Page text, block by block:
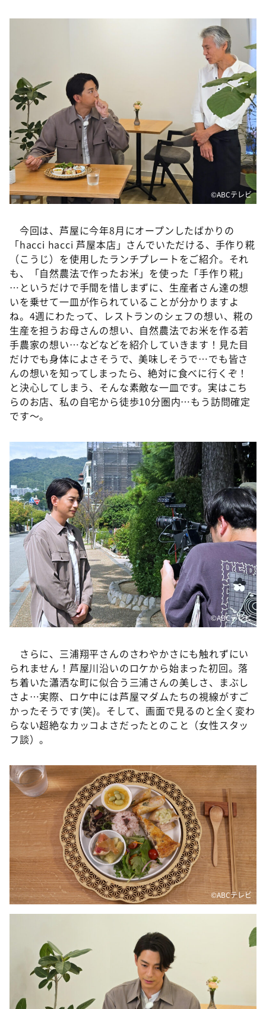
©️ABCテレビ
今回は、芦屋に今年8月にオープンしたばかりの
「hacci hacci 芦屋本店」さんでいただける、手作り糀
（こうじ）を使用したランチプレートをご紹介。それ
も、「自然農法で作ったお米」を使った「手作り糀」
…というだけで手間を惜しまずに、生産者さん達の想
いを乗せて一皿が作られていることが分かりますよ
ね。4週にわたって、レストランのシェフの想い、糀の
生産を担うお母さんの想い、自然農法でお米を作る若
手農家の想い…などなどを紹介していきます！見た目
だけでも身体によさそうで、美味しそうで…でも皆さ
んの想いを知ってしまったら、絶対に食べに行くぞ！
と決心してしまう、そんな素敵な一皿です。実はこち
らのお店、私の自宅から徒歩10分圏内…もう訪問確定
です〜。
©️ABCテレビ
さらに、三浦翔平さんのさわやかさにも触れずにい
られません！芦屋川沿いのロケから始まった初回。落
ち着いた瀟洒な町に似合う三浦さんの美しさ、まぶし
さよ…実際、ロケ中には芦屋マダムたちの視線がすご
かったそうです(笑)。そして、画面で見るのと全く変わ
らない超絶なカッコよさだったとのこと（女性スタッ
フ談）。
©️ABCテレビ